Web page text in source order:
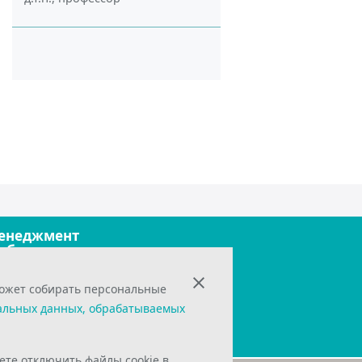
технологии
и оборудование
инновациями
собирать персональные
данных, обрабатываемых